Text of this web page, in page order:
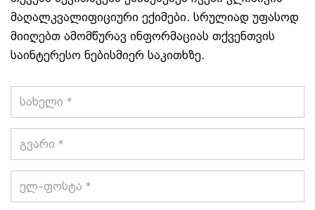
მაღალკვალიფიციური ექიმები. სრულიად უფასოდ
მიიღებთ ამომწურავ ინფორმაციას თქვენთვის
საინტერესო ნებისმიერ საკითხზე.
სახელი
*
გვარი
*
ფოსტა